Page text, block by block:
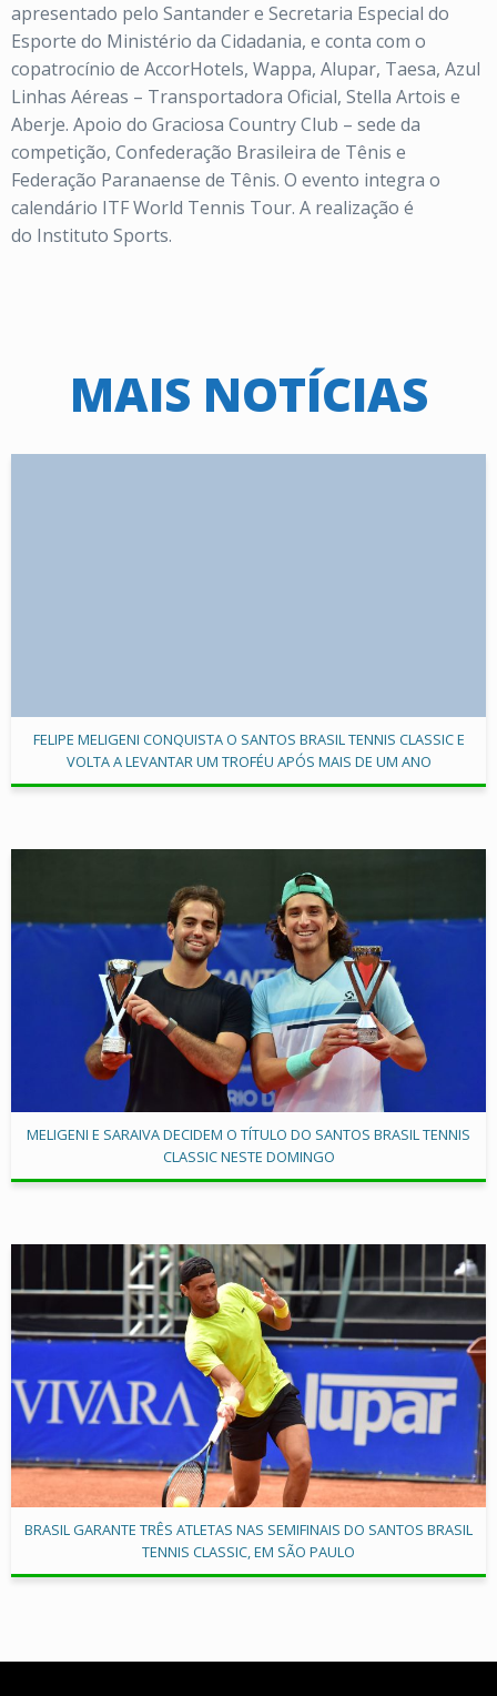
apresentado pelo Santander e Secretaria Especial do
Esporte do Ministério da Cidadania, e conta com o
copatrocínio de AccorHotels, Wappa, Alupar, Taesa, Azul
Linhas Aéreas – Transportadora Oficial, Stella Artois e
Aberje. Apoio do Graciosa Country Club – sede da
competição, Confederação Brasileira de Tênis e
Federação Paranaense de Tênis. O evento integra o
calendário ITF World Tennis Tour. A realização é
do Instituto Sports.
MAIS NOTÍCIAS
FELIPE MELIGENI CONQUISTA O SANTOS BRASIL TENNIS CLASSIC E
VOLTA A LEVANTAR UM TROFÉU APÓS MAIS DE UM ANO
MELIGENI E SARAIVA DECIDEM O TÍTULO DO SANTOS BRASIL TENNIS
CLASSIC NESTE DOMINGO
BRASIL GARANTE TRÊS ATLETAS NAS SEMIFINAIS DO SANTOS BRASIL
TENNIS CLASSIC, EM SÃO PAULO